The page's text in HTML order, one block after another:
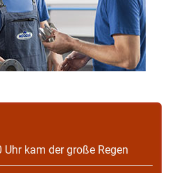
Uhr kam der große Regen